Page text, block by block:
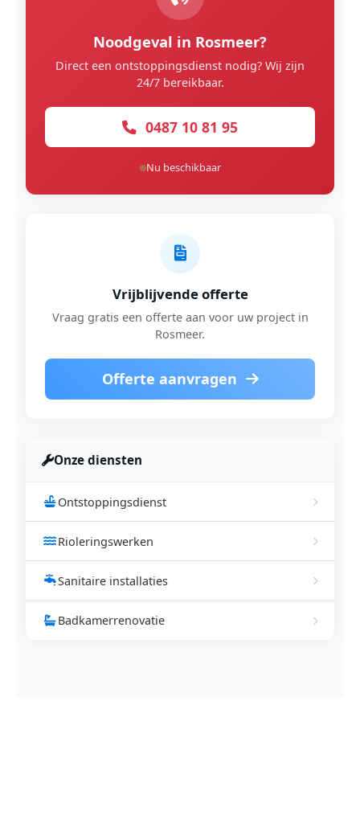
Noodgeval in Rosmeer?
Direct een ontstoppingsdienst nodig? Wij zijn
24/7 bereikbaar.
0487 10 81 95
Nu beschikbaar
Vrijblijvende offerte
Vraag gratis een offerte aan voor uw project in
Rosmeer.
Offerte aanvragen
Onze diensten
Ontstoppingsdienst
Rioleringswerken
Sanitaire installaties
Badkamerrenovatie